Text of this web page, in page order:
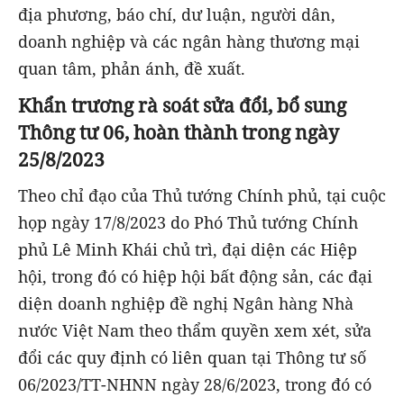
địa phương, báo chí, dư luận, người dân,
doanh nghiệp và các ngân hàng thương mại
quan tâm, phản ánh, đề xuất.
Khẩn trương rà soát sửa đổi, bổ sung
Thông tư 06, hoàn thành trong ngày
25/8/2023
Theo chỉ đạo của Thủ tướng Chính phủ, tại cuộc
họp ngày 17/8/2023 do Phó Thủ tướng Chính
phủ Lê Minh Khái chủ trì, đại diện các Hiệp
hội, trong đó có hiệp hội bất động sản, các đại
diện doanh nghiệp đề nghị Ngân hàng Nhà
nước Việt Nam theo thẩm quyền xem xét, sửa
đổi các quy định có liên quan tại Thông tư số
06/2023/TT-NHNN ngày 28/6/2023, trong đó có